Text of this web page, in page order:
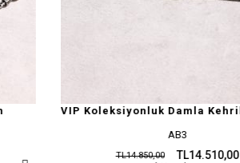
VIP Koleksiyonluk Damla Kehribar Tesbih
Şeffaf Damla
TL8.500,00